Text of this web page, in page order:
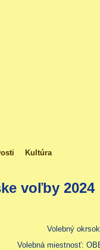
Kultúra
voľby 2024
Volebný
Volebná miestnosť: